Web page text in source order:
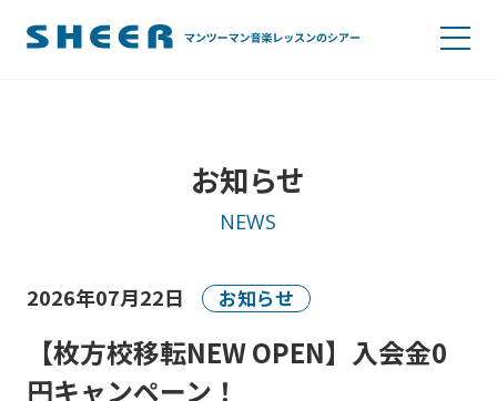
お知らせ
NEWS
2026年07月22日 お知らせ
【枚方校移転NEW OPEN】入会金0
円キャンペーン！